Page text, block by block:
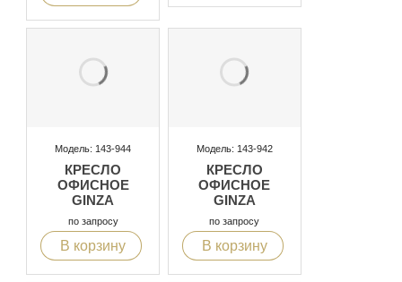
Модель: 143-944
КРЕСЛО
ОФИСНОЕ
GINZA
по запросу
В корзину
Модель: 143-942
КРЕСЛО
ОФИСНОЕ
GINZA
по запросу
В корзину